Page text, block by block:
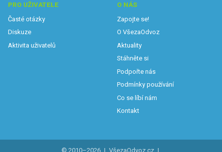
PRO UŽIVATELE
Časté otázky
Diskuze
Aktivita uživatelů
O NÁS
Zapojte se!
O VšezaOdvoz
Aktuality
Stáhněte si
Podpořte nás
Podmínky používání
Co se líbí nám
Kontakt
© 2010–2026 | VšezaOdvoz.cz |